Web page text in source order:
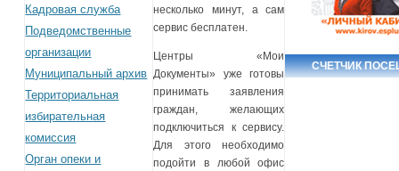
Кадровая служба
Подведомственные
организации
Муниципальный архив
Территориальная
избирательная
комиссия
Орган опеки и
несколько минут, а сам
сервис бесплатен.
Центры «Мои
Документы» уже готовы
принимать заявления
граждан, желающих
подключиться к сервису.
Для этого необходимо
подойти в любой офис
СЧЕТЧИК